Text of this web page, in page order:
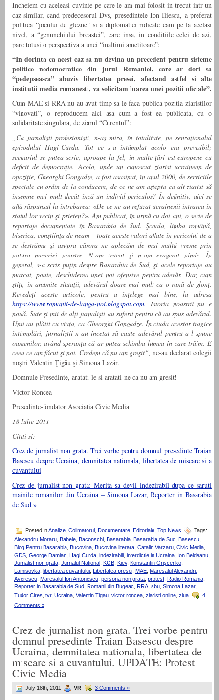
Incheiem cu aceleasi cuvinte pe care le-am mai folosit in trecut intr-un
caz similar, cand predecesorul Dvs, presedintele Ion Iliescu, a preferat
politica “jocului de glezne” si a diplomatiei ridicate cam pe la acelasi
nivel, a “genunchiului broastei”, care insa, in conditiile celei de azi,
pare totusi o perspectiva a unei “inaltimi ametitoare”:
“In dorinta ca acest caz sa nu devina un precedent pentru sisteme
politice nedemocratice din jurul Romaniei, care ar dori sa
“pedepseasca” abuziv libertatea presei, afectand astfel si alte
institutii media romanesti, va solicitam luarea unei pozitii oficiale”.
Cum MAE si RRA nu au avut timp sa le faca publica pozitia ziaristilor
“vinovati”, o reproducem aici asa cum a fost ea publicata, cu o
solidaritate singulara, de ziarul “Curentul”:
„Ca jurnalişti profesionişti, n-aş miza, în totalitate, pe senzaţionalul
episodului Hagi-Curda. Tot ce s-a întâmplat acolo era previzibil;
scenariul se putea scrie, aproape la fel, în multe ţări est-europene cu
deficit de democraţie. Acolo, unde un cunoscut ziarist ucrainean de
opoziţie, Gheorghi Gongadze, a fost asasinat, în anul 2000, de serviciile
speciale cu ordin de la conducere, de ce ne-am aştepta ca alt ziarist să
însemne mai mult decât încă un individ periculos? În definitiv, aici se
află răspunsul la întrebarea: «De ce ne-au refuzat ucrainenii intrarea în
statul lor vecin şi prieten?». Am publicat, în urmă cu doi ani, o serie de
reportaje documentate în Basarabia de Sud. Şcoala, limba română,
biserica, conştiinţa de neam – toate aceste valori aflate în pericolul de a
se destrăma şi asupra cărora ne aplecăm de mai multă vreme prin
natura meseriei noastre. N-am trucat şi n-am exagerat nimic. În
general, s-a scris puţin despre Basarabia de Sud, şi acele reportaje au
marcat, poate, deschiderea unei noi ofensive pentru adevăr. Dar, cum
ştiţi, în anumite situaţii, adevărul doare mai mult ca o rană de glonţ.
Revedeţi aceste articole, pentru a înţelege mai bine, la adresa
https://www.romanii-de-langa-noi.blogspot.com. Istoria noastră nu e
nouă. Sute şi mii de alţi jurnalişti au suferit pentru că au spus adevărul.
Unii au plătit cu viaţa, ca Gheorghi Gongadze. În ciuda acestor tragice
întâmplări, jurnaliştii n-au încetat să caute adevărul pentru a-l spune
oamenilor, având speranţa că ar putea schimba lumea în care trăim. E
ceea ce am făcut şi noi. Credem că nu am greşit“, ne-au declarat colegii
noştri Valentin Ţigău şi Simona Lazăr.
Domnule Presedinte, aratati-le si aratati-ne ca nu am gresit!
Victor Roncea
Presedinte-fondator Asociatia Civic Media
18 Iulie 2011
Cititi si:
Crez de jurnalist non grata. Trei vorbe pentru domnul presedinte Traian
Basescu despre Ucraina, demnitatea nationala, libertatea de miscare si a
cuvantului
Crez de jurnalist non grata: Merita sa devii indezirabil dupa ce saruti
mainile romanilor din Ucraina – Simona Lazar, Reporter in Basarabia
de Sud »
Posted inAnalize Colimatorul Documentare Editoriale Top News
Tags:
Alexandru Moraru, Babele, Baconschi, Basarabia, Basarabia de Sud, Basescu,
Blog Pentru Basarabia, Bucovina, Bucovina literara, Catalin Varzaru, Civic Media,
GDS, George Damian, Hagi Curda, indezirabili, interdictie in Ucraina, Ion Beldeanu,
Jurnalist non grata, Jurnalul National , KGB, Kiev, Konstantin Grişcenko,
Lamisovka, libertatea cuvantului, Libertatea presei, MAE, Maresalul Alexandru
Averescu, Maresalul Ion Antonescu, persona non grata, protest, Radio Romania,
Reporter in Basarabia de Sud, Romanii din Bugeac, RRA, sbu, Simona Lazar,
Tudor Cires tvr, Ucraina Valentin Tigau victor roncea ziaristi online ziua
4
Comments »
Crez de jurnalist non grata. Trei vorbe pentru
domnul presedinte Traian Basescu despre
Ucraina, demnitatea nationala, libertatea de
miscare si a cuvantului. UPDATE: Protest
Civic Media
July 18th, 2011 VR 3 Comments »